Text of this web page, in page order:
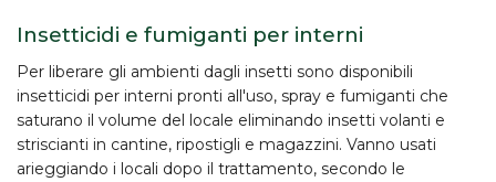
Insetticidi e fumiganti per interni
Per liberare gli ambienti dagli insetti sono disponibili
insetticidi per interni pronti all'uso, spray e fumiganti che
saturano il volume del locale eliminando insetti volanti e
striscianti in cantine, ripostigli e magazzini. Vanno usati
arieggiando i locali dopo il trattamento, secondo le